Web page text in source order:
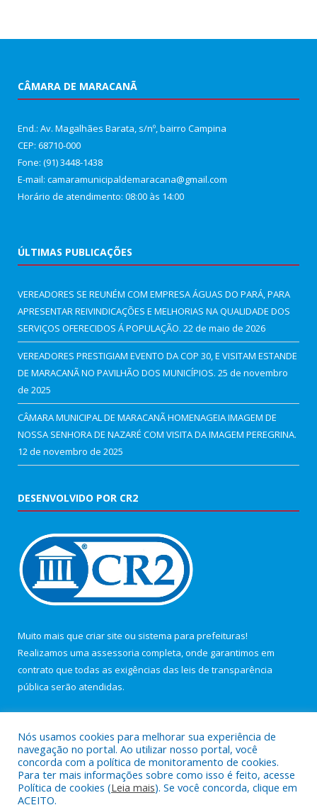
CÂMARA DE MARACANÃ
End.: Av. Magalhães Barata, s/nº, bairro Campina
CEP: 68710-000
Fone: (91) 3448-1438
E-mail: camaramunicipaldemaracana@gmail.com
Horário de atendimento: 08:00 às 14:00
ÚLTIMAS PUBLICAÇÕES
VEREADORES SE REUNÉM COM EMPRESA ÁGUAS DO PARÁ, PARA
APRESENTAR REIVINDICAÇÕES E MELHORIAS NA QUALIDADE DOS
SERVIÇOS OFERECIDOS Á POPULAÇÃO. 22 de maio de 2026
VEREADORES PRESTIGIAM EVENTO DA COP 30, E VISITAM ESTANDE
DE MARACANÃ NO PAVILHÃO DOS MUNICÍPIOS. 25 de novembro
de 2025
CÂMARA MUNICIPAL DE MARACANÃ HOMENAGEIA IMAGEM DE
NOSSA SENHORA DE NAZARÉ COM VISITA DA IMAGEM PEREGRINA.
12 de novembro de 2025
DESENVOLVIDO POR CR2
Muito mais que criar site ou sistema para prefeituras!
Realizamos uma assessoria completa, onde garantimos em
contrato que todas as exigências das leis de transparência
pública serão atendidas.
Todos os direitos reservados a Câmara Municipal de Maracanã.
Nós usamos cookies para melhorar sua experiência de
navegação no portal. Ao utilizar nosso portal, você
concorda com a política de monitoramento de cookies.
Para ter mais informações sobre como isso é feito, acesse
Política de cookies (Leia mais). Se você concorda, clique em
ACEITO.